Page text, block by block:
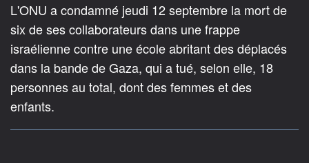
L'ONU a condamné jeudi 12 septembre la mort de
six de ses collaborateurs dans une frappe
israélienne contre une école abritant des déplacés
dans la bande de Gaza, qui a tué, selon elle, 18
personnes au total, dont des femmes et des
enfants.